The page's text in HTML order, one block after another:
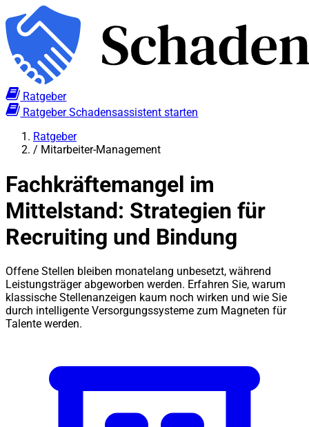
Ratgeber
RatgeberSchadensassistent starten
Ratgeber
/ Mitarbeiter-Management
Fachkräftemangel im
Mittelstand: Strategien für
Recruiting und Bindung
Offene Stellen bleiben monatelang unbesetzt, während
Leistungsträger abgeworben werden. Erfahren Sie, warum
klassische Stellenanzeigen kaum noch wirken und wie Sie
durch intelligente Versorgungssysteme zum Magneten für
Talente werden.